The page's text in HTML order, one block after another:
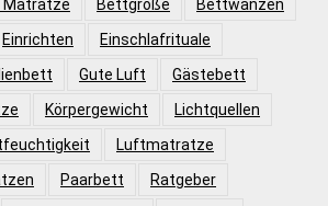
Matratze Bettgröße
Bettwanzen
Einrichten
Einschlafrituale
Gute Luft
Gästebett
Körpergewicht
Lichtquellen
Luftmatratze
Paarbett
Ratgeber